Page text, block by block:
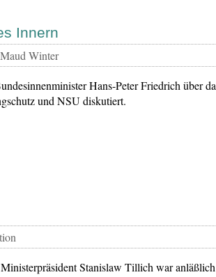
Innern
Winter
Hans-Peter Friedrich über
und NSU diskutiert.
Ministerpräsident Stanislaw Tillich war